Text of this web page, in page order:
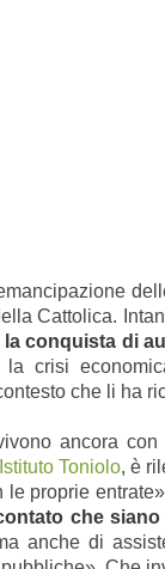
Cattolica.
conquista di
la crisi
che li ha
ancora
Istituto Toniolo, è
proprie
che
anche di